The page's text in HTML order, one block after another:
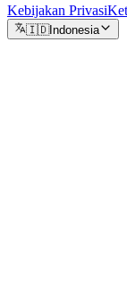
Kebijakan Privasi
🇮🇩Indonesia